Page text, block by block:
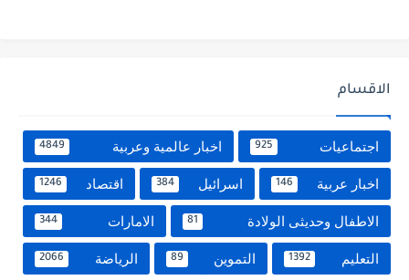
الاقسام
اجتماعيات 925 اخبار عالمية وعربية 4849
اخبار عربية 146 اسرائيل 384 اقتصاد 1246
الاطفال وحديثى الولادة 81 الامارات 344
التعليم 1392 التموين 89 الرياضة 2066